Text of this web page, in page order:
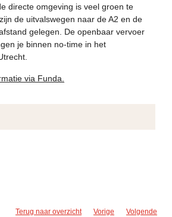
directe omgeving is veel groen te
de uitvalswegen naar de A2 en de
gelegen. De openbaar vervoer
je binnen no-time in het
via Funda.
Terug naar overzicht Vorige Volgende